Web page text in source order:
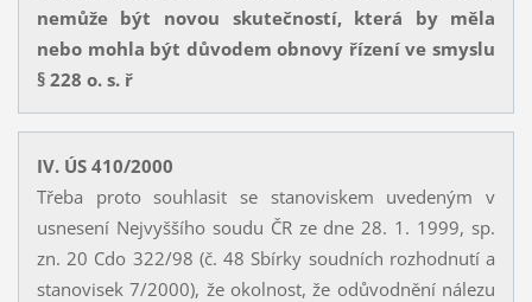
nemůže být novou skutečností, která by měla
nebo mohla být důvodem obnovy řízení ve smyslu
§ 228 o. s. ř
IV. ÚS 410/2000
Třeba proto souhlasit se stanoviskem uvedeným v
usnesení Nejvyššího soudu ČR ze dne 28. 1. 1999, sp.
zn. 20 Cdo 322/98 (č. 48 Sbírky soudních rozhodnutí a
stanovisek 7/2000), že okolnost, že odůvodnění nálezu